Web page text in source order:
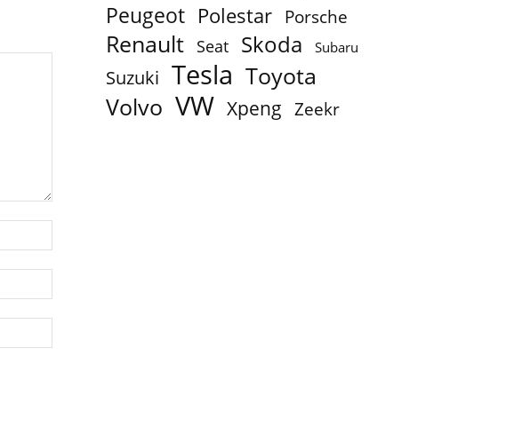
Peugeot Polestar Porsche
Renault Seat Skoda Subaru
Suzuki Tesla Toyota
Volvo VW Xpeng Zeekr